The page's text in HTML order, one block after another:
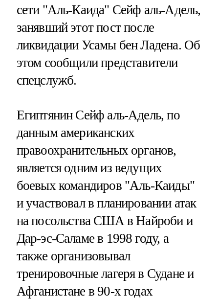
сети "Аль-Каида" Сейф аль-Адель,
занявший этот пост после
ликвидации Усамы бен Ладена. Об
этом сообщили представители
спецслужб.
Египтянин Сейф аль-Адель, по
данным американских
правоохранительных органов,
является одним из ведущих
боевых командиров "Аль-Каиды"
и участвовал в планировании атак
на посольства США в Найроби и
Дар-эс-Саламе в 1998 году, а
также организовывал
тренировочные лагеря в Судане и
Афганистане в 90-х годах